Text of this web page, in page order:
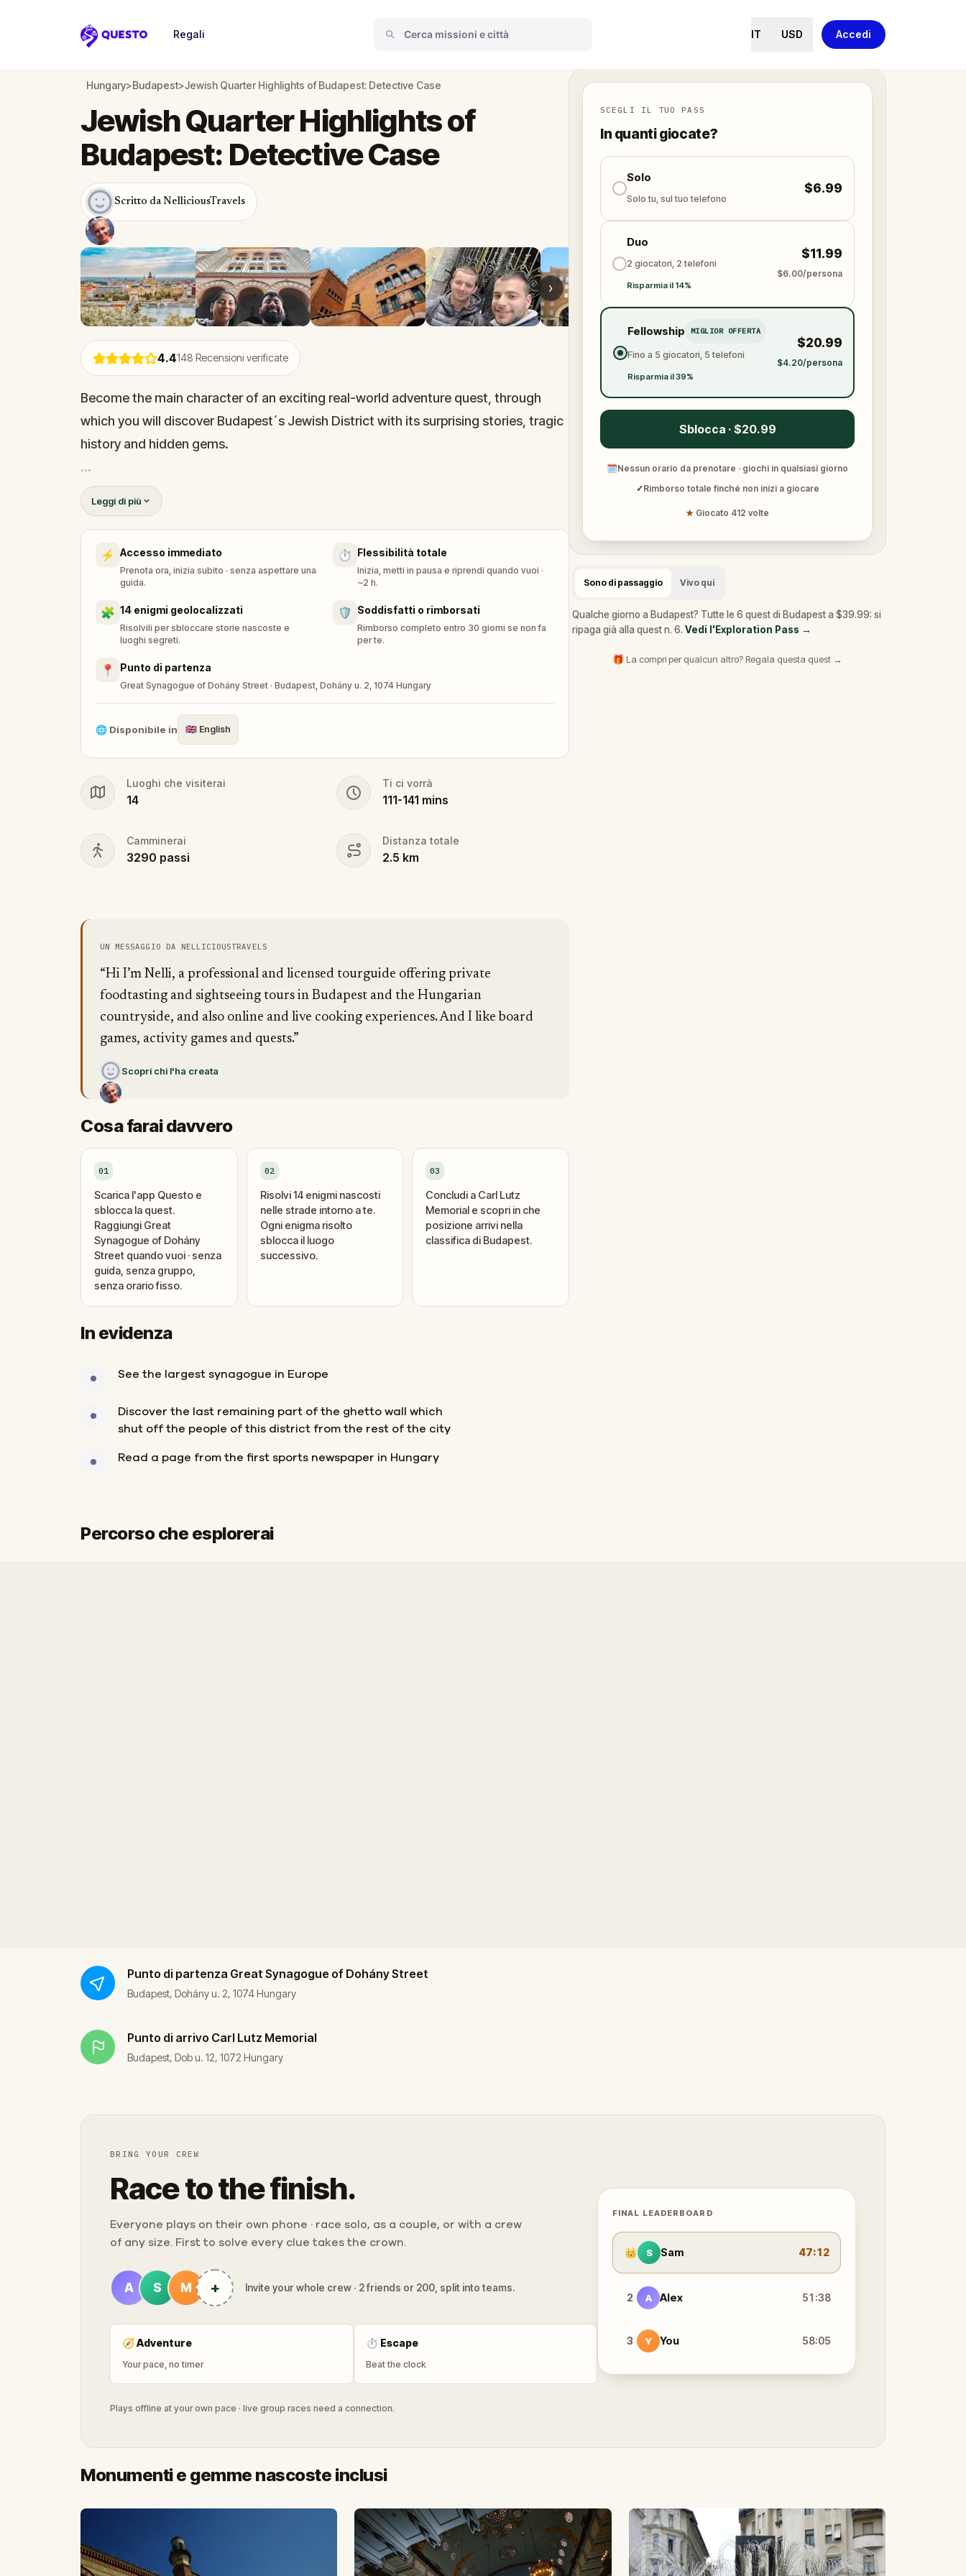
Questo
Regali IT USD Accedi
Hungary>Budapest>Jewish Quarter Highlights of Budapest: Detective Case
›
4.4148 Recensioni verificate
Jewish Quarter Highlights of
Budapest: Detective Case
Scritto da NelliciousTravels
Become the main character of an exciting real-world adventure quest, through
which you will discover Budapest´s Jewish District with its surprising stories, tragic
history and hidden gems.
Uncover what was here and what life looked like before it became one of the most
fun and popular places in the city. Along the way, you’ll visit stunning synagogues,
spend a quiet moment at moving memorials and enjoy vivid street art.
Leggi di più
⚡ Accesso immediato
Prenota ora, inizia subito · senza aspettare una
guida.
⏱️ Flessibilità totale
Inizia, metti in pausa e riprendi quando vuoi ·
~2 h.
🧩 14 enigmi geolocalizzati
Risolvili per sbloccare storie nascoste e
luoghi segreti.
🛡️ Soddisfatti o rimborsati
Rimborso completo entro 30 giorni se non fa
per te.
📍 Punto di partenza
Great Synagogue of Dohány Street · Budapest, Dohány u. 2, 1074 Hungary
🌐 Disponibile in 🇬🇧 English
Luoghi che visiterai
14
Ti ci vorrà
111-141 mins
Camminerai
3290 passi
Distanza totale
2.5 km
UN MESSAGGIO DA NELLICIOUSTRAVELS
“Hi I’m Nelli, a professional and licensed tourguide offering private
foodtasting and sightseeing tours in Budapest and the Hungarian
countryside, and also online and live cooking experiences. And I like board
games, activity games and quests.”
Scopri chi l'ha creata
Cosa farai davvero
01
Scarica l'app Questo e
sblocca la quest.
Raggiungi Great
Synagogue of Dohány
Street quando vuoi · senza
guida, senza gruppo,
senza orario fisso.
02
Risolvi 14 enigmi nascosti
nelle strade intorno a te.
Ogni enigma risolto
sblocca il luogo
successivo.
03
Concludi a Carl Lutz
Memorial e scopri in che
posizione arrivi nella
classifica di Budapest.
In evidenza
See the largest synagogue in Europe
Discover the last remaining part of the ghetto wall which
shut off the people of this district from the rest of the city
Read a page from the first sports newspaper in Hungary
SCEGLI IL TUO PASS
In quanti giocate?
Solo
Solo tu, sul tuo telefono
$6.99
Duo
2 giocatori, 2 telefoni
Risparmia il 14%
$11.99
$6.00/persona
Fellowship MIGLIOR OFFERTA
Fino a 5 giocatori, 5 telefoni
Risparmia il 39%
$20.99
$4.20/persona
Sblocca · $20.99
🗓Nessun orario da prenotare · giochi in qualsiasi giorno
✓Rimborso totale finché non inizi a giocare
★ Giocato 412 volte
Sono di passaggio Vivo qui
Qualche giorno a Budapest? Tutte le 6 quest di Budapest a $39.99: si
ripaga già alla quest n. 6. Vedi l'Exploration Pass →
🎁 La compri per qualcun altro? Regala questa quest →
Percorso che esplorerai
Punto di partenza Great Synagogue of Dohány Street
Budapest, Dohány u. 2, 1074 Hungary
Punto di arrivo Carl Lutz Memorial
Budapest, Dob u. 12, 1072 Hungary
BRING YOUR CREW
Race to the finish.
Everyone plays on their own phone · race solo, as a couple, or with a crew
of any size. First to solve every clue takes the crown.
A S M + Invite your whole crew · 2 friends or 200, split into teams.
🧭Adventure
Your pace, no timer
⏱ Escape
Beat the clock
Plays offline at your own pace · live group races need a connection.
FINAL LEADERBOARD
👑 S Sam 47:12
2 A Alex 51:38
3 Y You 58:05
Monumenti e gemme nascoste inclusi